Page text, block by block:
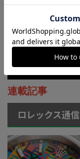
連載記事
ロレックス通信